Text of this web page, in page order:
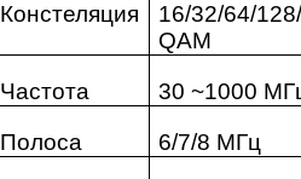
Констеляция
16/32/64/
QAM
Частота
30 ~1000
Полоса
6/7/8 МГц